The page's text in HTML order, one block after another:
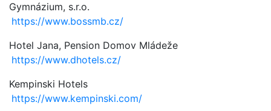
Gymnázium, s.r.o.
https://www.bossmb.cz/
Hotel Jana, Pension Domov Mládeže
https://www.dhotels.cz/
Kempinski Hotels
https://www.kempinski.com/